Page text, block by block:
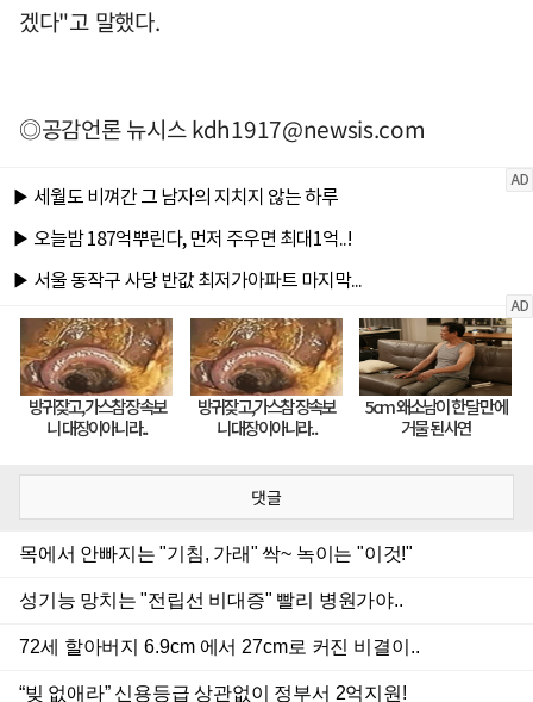
겠다"고 말했다.
◎공감언론 뉴시스kdh1917@newsis.com
댓글